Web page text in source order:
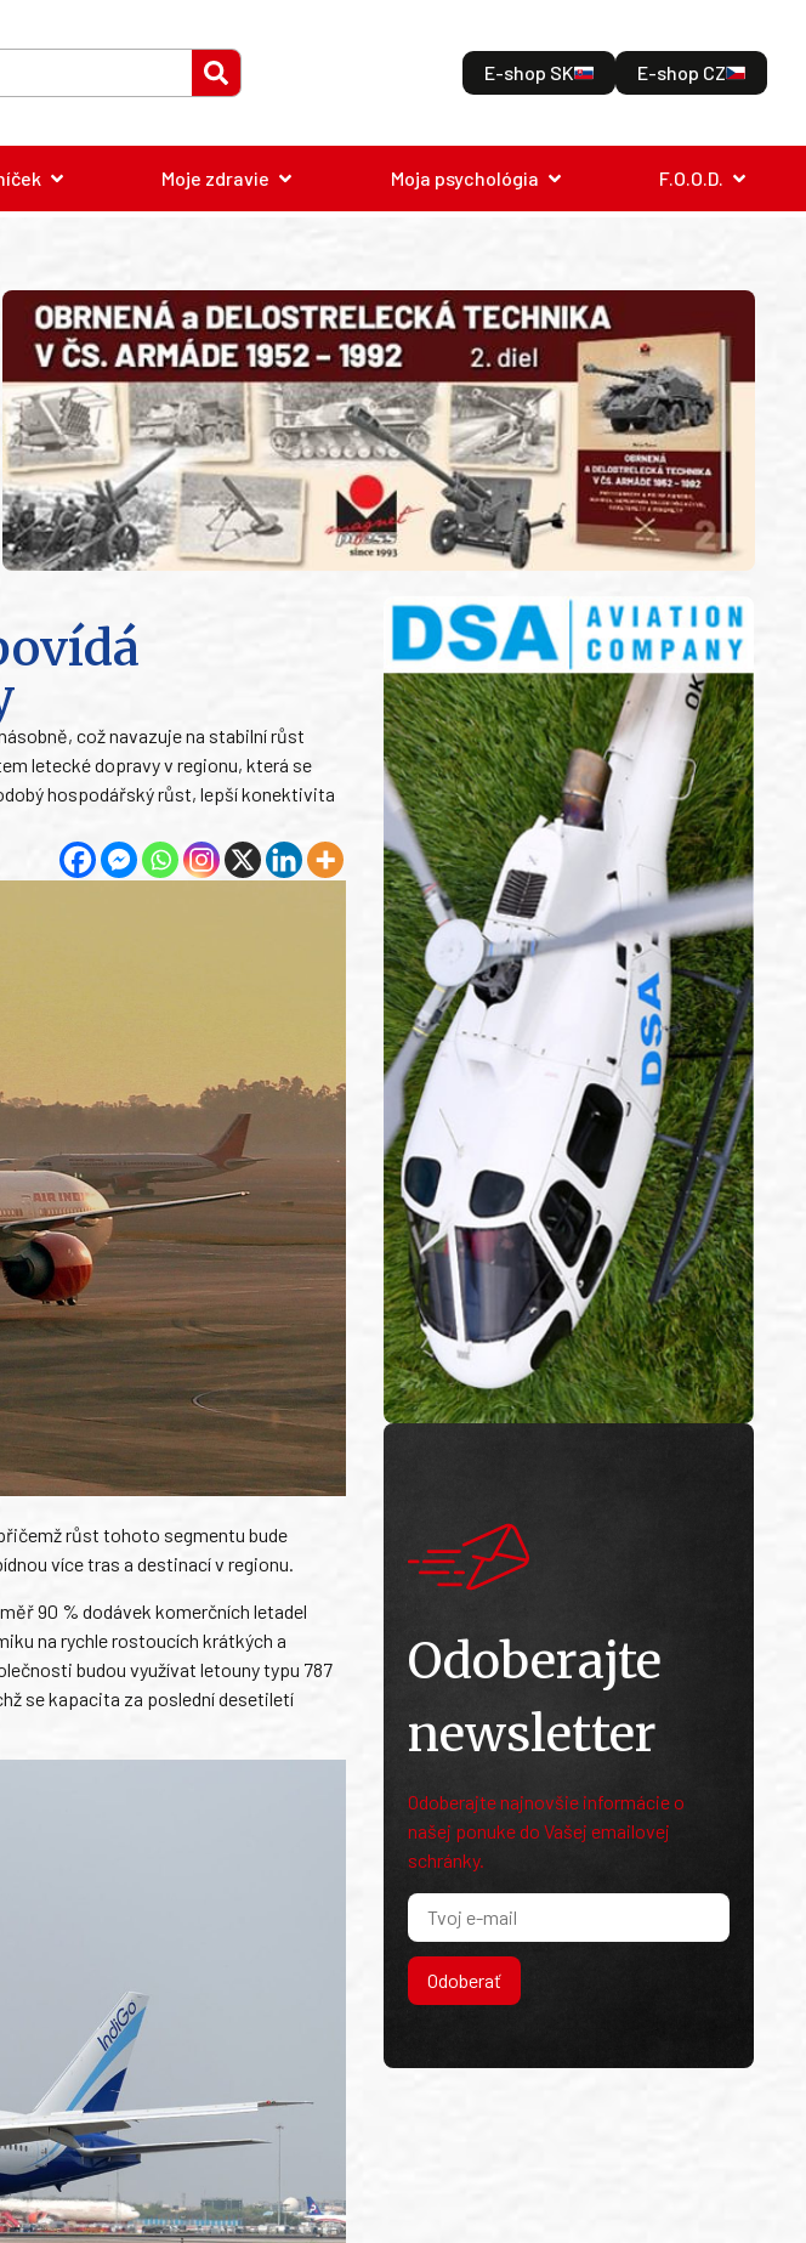
E-shop SK E-shop CZ
Moje zdravie Moja psychológia F.O.O.D.
což navazuje na stabilní růst
letecké dopravy v regionu, která se
hospodářský růst, lepší konektivita
růst tohoto segmentu bude
více tras a destinací v regionu.
90 % dodávek komerčních letadel
na rychle rostoucích krátkých a
budou využívat letouny typu 787
se kapacita za poslední desetiletí
Odoberajte
newsletter
Odoberajte najnovšie informácie o
našej ponuke do Vašej emailovej
schránky.
Odoberať